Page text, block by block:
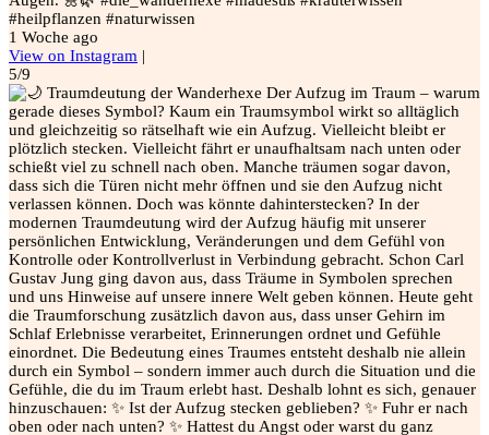
#heilpflanzen #naturwissen
1 Woche ago
View on Instagram |
5/9